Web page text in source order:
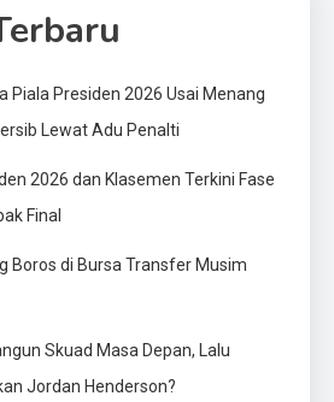
Piala Presiden 2026 Usai Menang
Lewat Adu Penalti
2026 dan Klasemen Terkini Fase
Final
Boros di Bursa Transfer Musim
Skuad Masa Depan, Lalu
Jordan Henderson?